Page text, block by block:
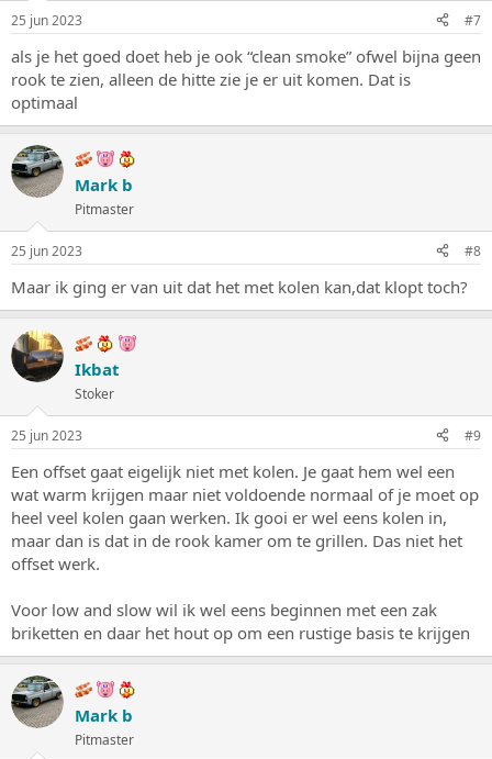
25 jun 2023 #7
als je het goed doet heb je ook “clean smoke” ofwel bijna geen
rook te zien, alleen de hitte zie je er uit komen. Dat is
optimaal
Mark b
Pitmaster
25 jun 2023 #8
Maar ik ging er van uit dat het met kolen kan,dat klopt toch?
Ikbat
Stoker
25 jun 2023 #9
Een offset gaat eigelijk niet met kolen. Je gaat hem wel een
wat warm krijgen maar niet voldoende normaal of je moet op
heel veel kolen gaan werken. Ik gooi er wel eens kolen in,
maar dan is dat in de rook kamer om te grillen. Das niet het
offset werk.
Voor low and slow wil ik wel eens beginnen met een zak
briketten en daar het hout op om een rustige basis te krijgen
Mark b
Pitmaster